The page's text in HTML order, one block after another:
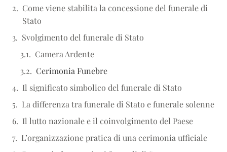
Come viene stabilita la concessione del funerale di
Stato
Svolgimento del funerale di Stato
Camera Ardente
Cerimonia Funebre
Il significato simbolico del funerale di Stato
La differenza tra funerale di Stato e funerale solenne
Il lutto nazionale e il coinvolgimento del Paese
L’organizzazione pratica di una cerimonia ufficiale